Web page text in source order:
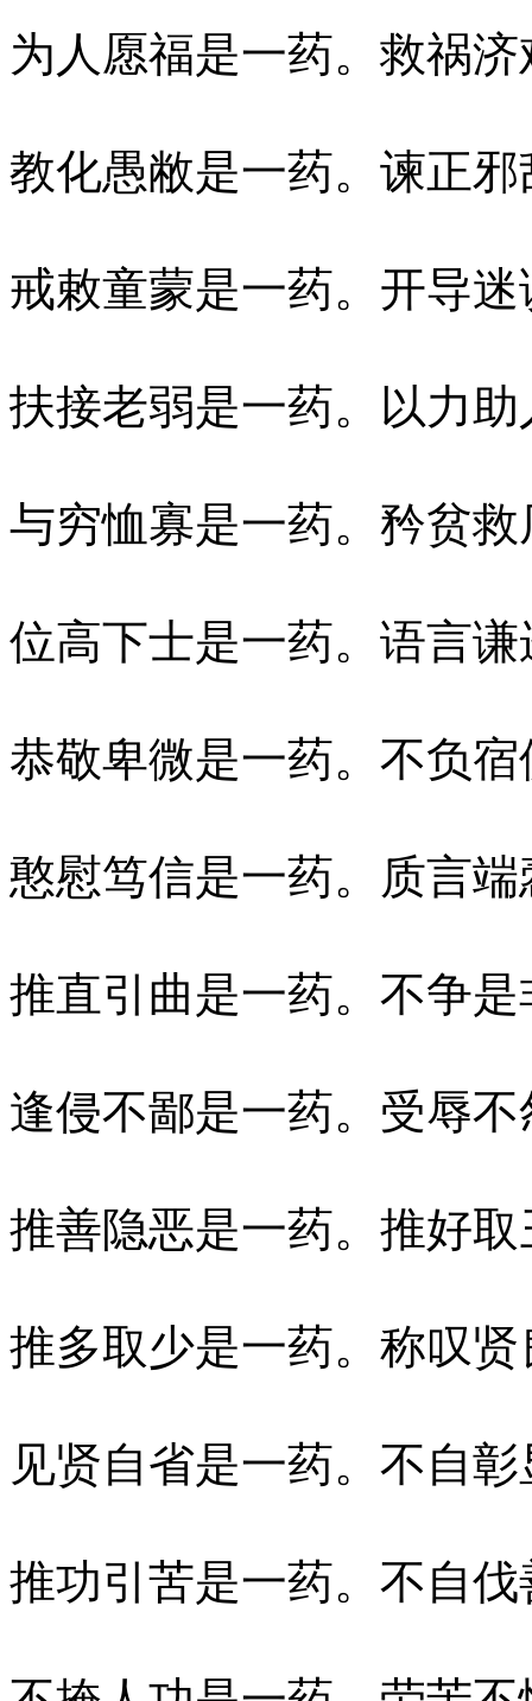
为人愿福是一药。救祸
教化愚敝是一药。谏正
戒敕童蒙是一药。开导
扶接老弱是一药。以力
与穷恤寡是一药。矜贫
位高下士是一药。语言
恭敬卑微是一药。不负
憨慰笃信是一药。质言
推直引曲是一药。不争
逢侵不鄙是一药。受辱
推善隐恶是一药。推好
推多取少是一药。称叹
见贤自省是一药。不自
推功引苦是一药。不自